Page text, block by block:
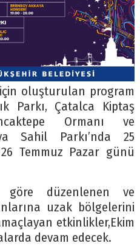
oluşturulan program
Parkı, Çatalca Kiptaş
Ormanı ve
Sahil Parkı’nda 25
Temmuz Pazar günü
göre düzenlenen ve
uzak bölgelerini
etkinlikler,Ekim
devam edecek.